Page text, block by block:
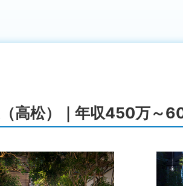
高松）｜年収450万～